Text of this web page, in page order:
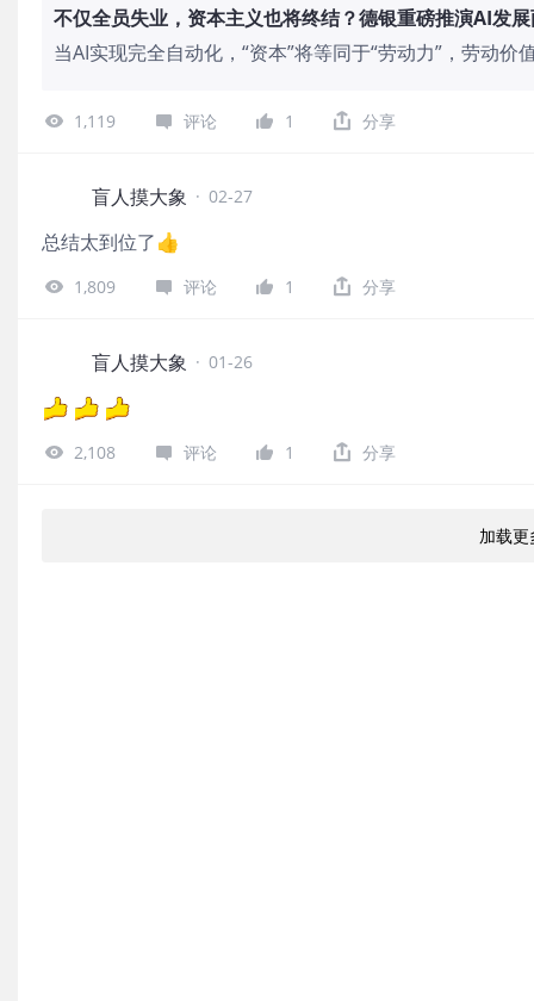
不仅全员失业，资本主义也将终结？德银重磅推演AI发
当AI实现完全自动化，“资本”将等同于“劳动力”，劳动
荡；若AI只是赋能工具，就业与需求仍能修复，通胀、
1,119 评论 1 分享
盲人摸大象 · 02-27
总结太到位了👍
1,809 评论 1 分享
盲人摸大象 · 01-26
2,108 评论 1 分享
加载更